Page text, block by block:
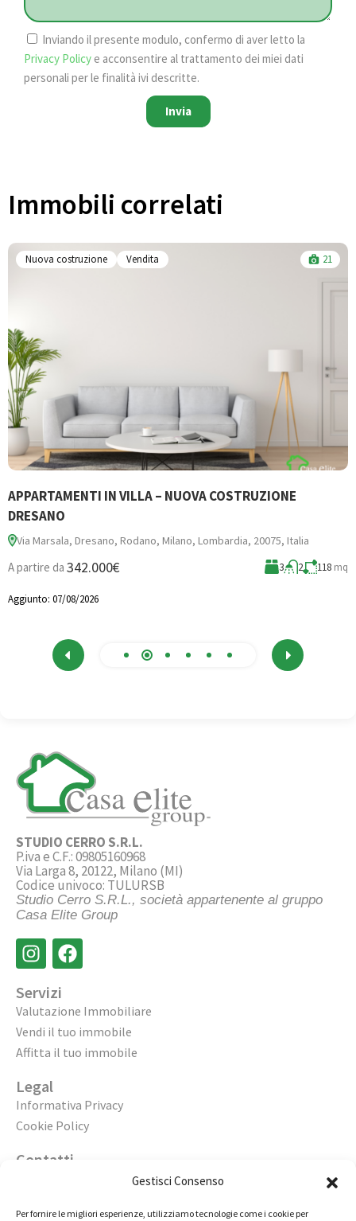
Gestisci Consenso
Per fornire le migliori esperienze, utilizziamo tecnologie come i cookie per
Inviando il presente modulo, confermo di aver letto la
Privacy Policy e acconsentire al trattamento dei miei dati
personali per le finalità ivi descritte.
Invia
Immobili correlati​
Nuova costruzione Vendita 21
APPARTAMENTI IN VILLA – NUOVA COSTRUZIONE
DRESANO
Via Marsala, Dresano, Rodano, Milano, Lombardia, 20075, Italia
A partire da 342.000€ 3 2 118 mq
Aggiunto: 07/08/2026
STUDIO CERRO S.R.L.
P.iva e C.F.: 09805160968
Via Larga 8, 20122, Milano (MI)
Codice univoco: TULURSB
Studio Cerro S.R.L., società appartenente al gruppo
Casa Elite Group
Servizi
Valutazione Immobiliare
Vendi il tuo immobile
Affitta il tuo immobile
Legal
Informativa Privacy
Cookie Policy
Contatti